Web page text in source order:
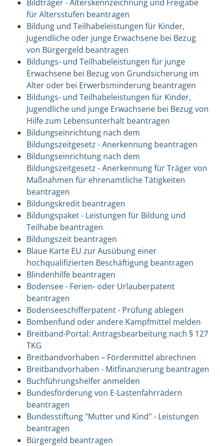
Bildträger - Alterskennzeichnung und Freigabe
für Altersstufen beantragen
Bildung und Teilhabeleistungen für Kinder,
Jugendliche oder junge Erwachsene bei Bezug
von Bürgergeld beantragen
Bildungs- und Teilhabeleistungen für junge
Erwachsene bei Bezug von Grundsicherung im
Alter oder bei Erwerbsminderung beantragen
Bildungs- und Teilhabeleistungen für Kinder,
Jugendliche und junge Erwachsene bei Bezug von
Hilfe zum Lebensunterhalt beantragen
Bildungseinrichtung nach dem
Bildungszeitgesetz - Anerkennung beantragen
Bildungseinrichtung nach dem
Bildungszeitgesetz - Anerkennung für Träger von
Maßnahmen für ehrenamtliche Tätigkeiten
beantragen
Bildungskredit beantragen
Bildungspaket - Leistungen für Bildung und
Teilhabe beantragen
Bildungszeit beantragen
Blaue Karte EU zur Ausübung einer
hochqualifizierten Beschäftigung beantragen
Blindenhilfe beantragen
Bodensee - Ferien- oder Urlauberpatent
beantragen
Bodenseeschifferpatent - Prüfung ablegen
Bombenfund oder andere Kampfmittel melden
Breitband-Portal: Antragsbearbeitung nach § 127
TKG
Breitbandvorhaben – Fördermittel abrechnen
Breitbandvorhaben - Mitfinanzierung beantragen
Buchführungshelfer anmelden
Bundesförderung von E-Lastenfahrrädern
beantragen
Bundesstiftung "Mutter und Kind" - Leistungen
beantragen
Bürgergeld beantragen